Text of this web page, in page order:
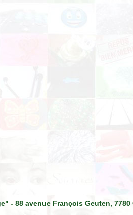
- 88 avenue François Geuten,